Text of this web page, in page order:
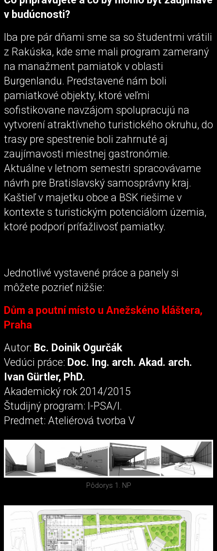
v budúcnosti?
Iba pre pár dňami sme sa so študentmi vrátili
z Rakúska, kde sme mali program zameraný
na manažment pamiatok v oblasti
Burgenlandu. Predstavené nám boli
pamiatkové objekty, ktoré veľmi
sofistikovane navzájom spolupracujú na
vytvorení atraktívneho turistického okruhu, do
trasy pre spestrenie boli zahrnuté aj
zaujímavosti miestnej gastronómie.
Aktuálne v letnom semestri spracovávame
návrh pre Bratislavský samosprávny kraj.
Kaštieľ v majetku obce a BSK riešime v
kontexte s turistickým potenciálom územia,
ktoré podporí príťažlivosť pamiatky.
Jednotlivé vystavené práce a panely si
môžete pozrieť nižšie:
Dům a poutní místo u Anežskéno kláštera,
Praha
Autor: Bc. Doinik Ogurčák
Vedúci práce: Doc. Ing. arch. Akad. arch.
Ivan Gürtler, PhD.
Akademický rok 2014/2015
Študijný program: I-PSA/I.
Predmet: Ateliérová tvorba V
Pôdorys 1. NP